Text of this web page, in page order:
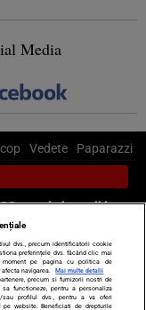
Media
Vedete Paparazzi
sau trimite mail la
Politică
de vise
LIFE STYLE
dvs., precum identificatorii cookie
preferințele dvs. făcând clic mai
pe pagina cu politica de
navigarea.
Mai multe detalii
precum si furnizorii nostri de
functioneze, pentru a personaliza
profilul dvs., pentru a va oferi
website. Beneficiati de drepturile